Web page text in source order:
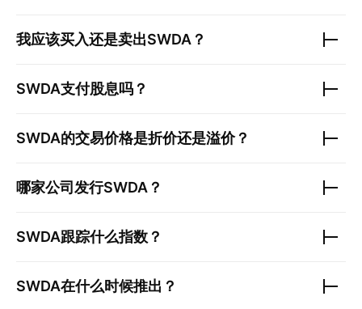
我应该买入还是卖出SWDA ？
SWDA支付股息吗？
SWDA的交易价格是折价还是溢价？
哪家公司发行SWDA ？
SWDA跟踪什么指数？
SWDA在什么时候推出？